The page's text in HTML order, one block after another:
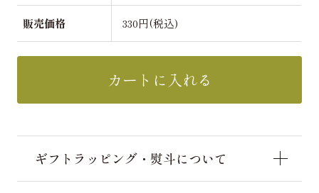
販売価格 330円(税込)
カートに入れる
ギフトラッピング・熨斗について